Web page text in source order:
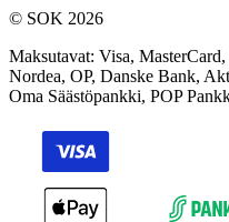
© SOK 2026
Maksutavat: Visa,
Nordea, OP, Danske Bank,
Oma Säästöpankki, POP